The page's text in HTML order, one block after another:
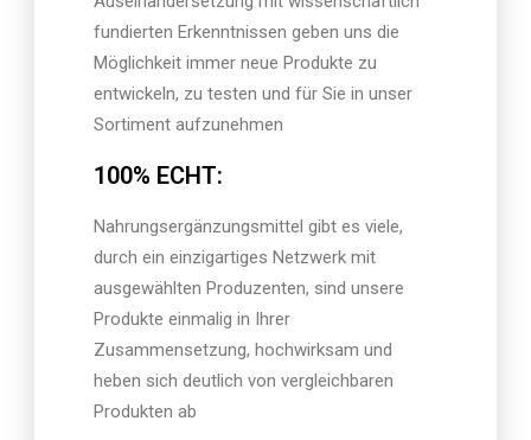
fundierten Erkenntnissen geben uns die
Möglichkeit immer neue Produkte zu
entwickeln, zu testen und für Sie in unser
Sortiment aufzunehmen
100% ECHT:
Nahrungsergänzungsmittel gibt es viele,
durch ein einzigartiges Netzwerk mit
ausgewählten Produzenten, sind unsere
Produkte einmalig in Ihrer
Zusammensetzung, hochwirksam und
heben sich deutlich von vergleichbaren
Produkten ab